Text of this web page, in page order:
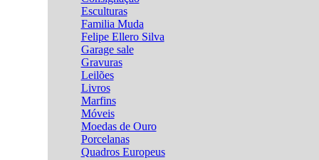
Esculturas
Familia Muda
Felipe Ellero Silva
Garage sale
Gravuras
Leilões
Livros
Marfins
Móveis
Moedas de Ouro
Porcelanas
Quadros Europeus